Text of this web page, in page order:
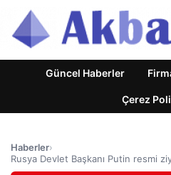
Güncel Haberler
Çerez
Haberler›
Rusya Devlet Başkanı Putin resmi